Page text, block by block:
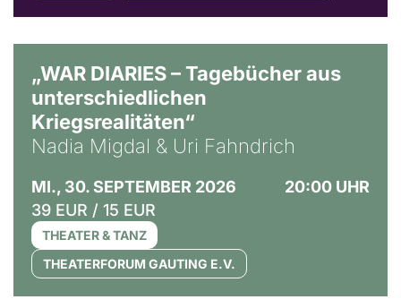
„WAR DIARIES – Tagebücher aus
unterschiedlichen
Kriegsrealitäten“
Nadia Migdal & Uri Fahndrich
MI., 30. SEPTEMBER 2026
20:00 UHR
39 EUR / 15 EUR
THEATER & TANZ
THEATERFORUM GAUTING E.V.